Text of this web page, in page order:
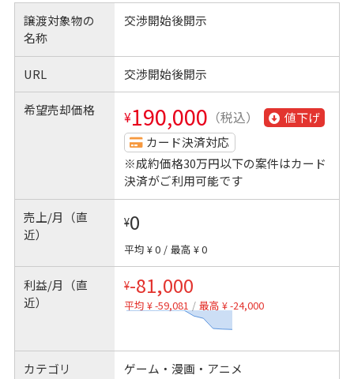
譲渡対象物の
名称
交渉開始後開示
URL 交渉開始後開示
希望売却価格 ¥190,000 （税込）
値下げ
カード決済対応
※成約価格30万円以下の案件はカード
決済がご利用可能です
売上/月（直
近）
¥0
平均 ¥ 0 / 最高 ¥ 0
利益/月（直
近）
¥-81,000
平均 ¥ -59,081 / 最高 ¥ -24,000
カテゴリ ゲーム・漫画・アニメ